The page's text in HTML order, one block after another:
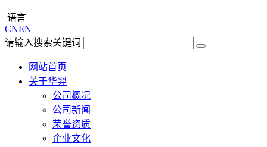
语言
CNEN
请输入搜索关键词
网站首页
关于华羿
公司概况
公司新闻
荣誉资质
企业文化